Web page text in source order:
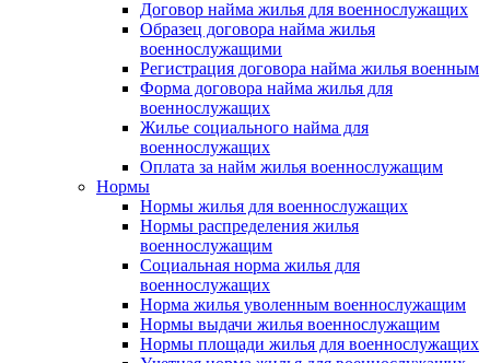
Договор найма жилья для военнослужащих
Образец договора найма жилья
военнослужащими
Регистрация договора найма жилья военным
Форма договора найма жилья для
военнослужащих
Жилье социального найма для
военнослужащих
Оплата за найм жилья военнослужащим
Нормы
Нормы жилья для военнослужащих
Нормы распределения жилья
военнослужащим
Социальная норма жилья для
военнослужащих
Норма жилья уволенным военнослужащим
Нормы выдачи жилья военнослужащим
Нормы площади жилья для военнослужащих